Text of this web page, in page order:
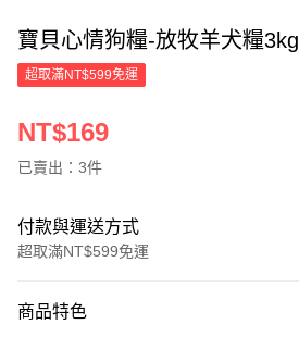
寶貝心情狗糧-放牧羊犬糧3kg
超取滿NT$599免運
NT$169
已賣出：3件
付款與運送方式
超取滿NT$599免運
信用卡一次付款
商品特色